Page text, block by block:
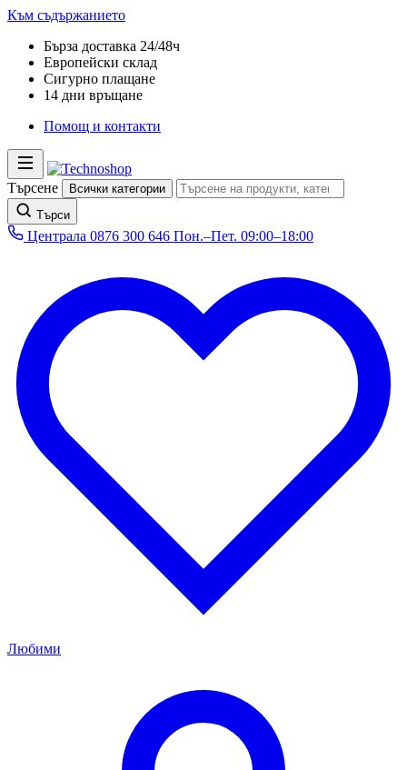
Към съдържанието
Бърза доставка 24/48ч
Европейски склад
Сигурно плащане
14 дни връщане
Помощ и контакти
Търсене
Всички категории
Търси
Централа 0876 300 646 Пон.–Пет. 09:00–18:00
Любими